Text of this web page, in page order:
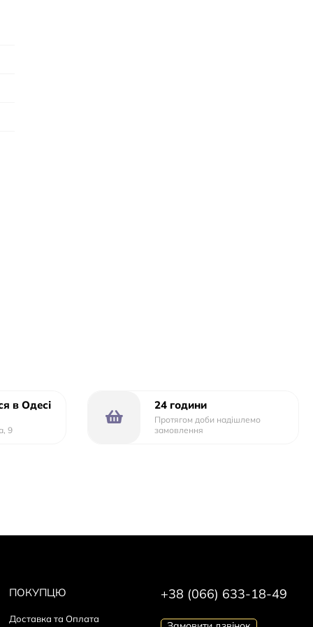
в Одесі
9
24 години
Протягом доби надішлемо
замовлення
ПОКУПЦЮ
Доставка та Оплата
+38 (066) 633-18-49